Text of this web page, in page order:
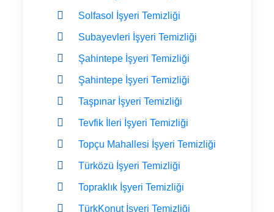
Solfasol İşyeri Temizliği
Subayevleri İşyeri Temizliği
Şahintepe İşyeri Temizliği
Şahintepe İşyeri Temizliği
Taşpınar İşyeri Temizliği
Tevfik İleri İşyeri Temizliği
Topçu Mahallesi İşyeri Temizliği
Türközü İşyeri Temizliği
Topraklık İşyeri Temizliği
TürkKonut İşyeri Temizliği